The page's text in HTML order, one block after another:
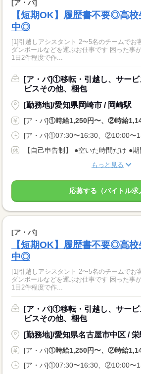
[ア・パ]
【短期OK】履歴書不要◎高
中◎
[1]引越しアシスタント 2〜5名のチームでお
ダンボールなどを運ぶお仕事です 困った事
1日2件程度で作...
[ア・パ]①移転・引越し、サー
ビスその他、梱包
[勤務地]/愛知県岡崎市 / 岡崎駅
[ア・パ]①時給1,250円〜、②時給
[ア・パ]①07:30〜16:30、②10:00〜
もっと見る
応募する（バイトル求
[ア・パ]
【短期OK】履歴書不要◎高
中◎
[1]引越しアシスタント 2〜5名のチームでお
ダンボールなどを運ぶお仕事です 困った事
1日2件程度で作...
[ア・パ]①移転・引越し、サー
ビスその他、梱包
[勤務地]/愛知県名古屋市中区 / 栄
[ア・パ]①時給1,250円〜、②時給
[ア・パ]①07:30〜16:30、②10:00〜